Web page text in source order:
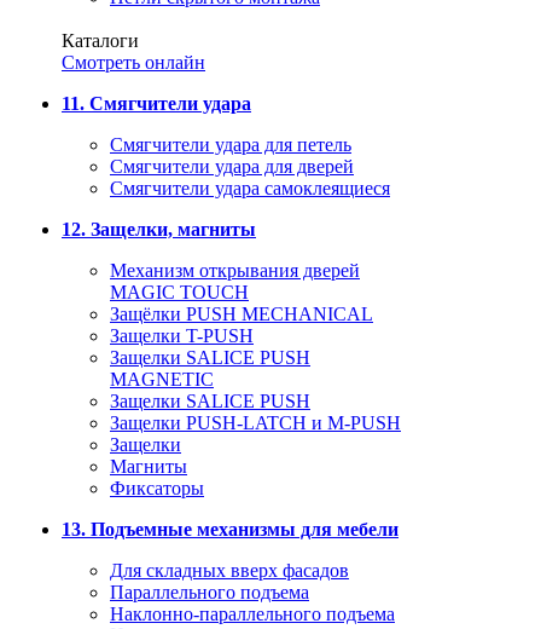
Каталоги
Смотреть онлайн
11. Смягчители удара
Смягчители удара для петель
Смягчители удара для дверей
Cмягчители удара самоклеящиеся
12. Защелки, магниты
Механизм открывания дверей
MAGIC TOUCH
Защёлки PUSH MECHANICAL
Защелки T-PUSH
Защелки SALICE PUSH
MAGNETIC
Защелки SALICE PUSH
Защелки PUSH-LATCH и M-PUSH
Защелки
Магниты
Фиксаторы
13. Подъемные механизмы для мебели
Для складных вверх фасадов
Параллельного подъема
Наклонно-параллельного подъема